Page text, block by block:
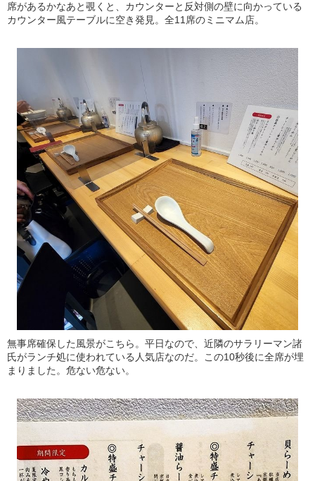
席があるかなあと覗くと、カウンターと反対側の壁に向かっている
カウンター風テーブルに空き発見。全11席のミニマム店。
無事席確保した風景がこちら。平日なので、近隣のサラリーマン諸
氏がランチ処に使われている人気店なのだ。この10秒後に全席が埋
まりました。危ない危ない。